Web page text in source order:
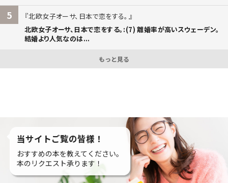
5
北欧女子オーサ、日本で恋をする。
北欧女子オーサ、日本で恋をする。:(7) 離婚率が高いスウェーデン。
結婚より人気なのは...
もっと見る
当サイトご覧の皆様！
おすすめの本を教えてください。
本のリクエスト承ります！